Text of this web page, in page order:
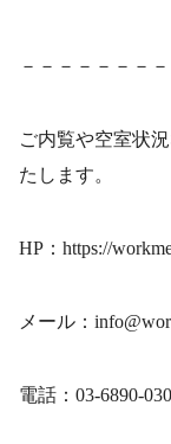
－－－－－－－
ご内覧や空室状
たします。
HP：https://
メール：
電話：03-6890-